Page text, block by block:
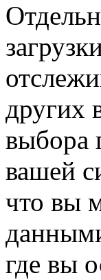
других
выбора
вашей
что вы
где вы